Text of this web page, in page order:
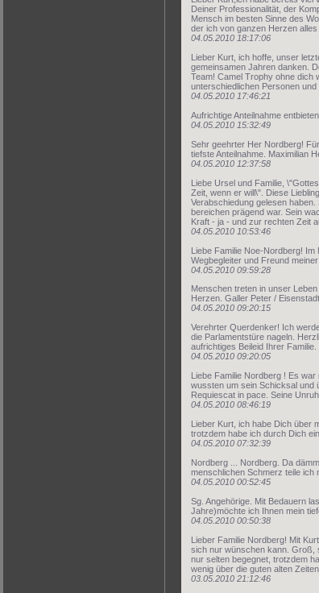
Deiner Professionalität, der
Mensch im besten Sinne des
der ich von ganzen Herzen
04.05.2010 18:17:06
Lieber Kurt, ich hoffe, unser
gemeinsamen Jahren danken.
Team! Camel Trophy ohne dich
unterschiedlichen Personen
04.05.2010 17:46:21
Aufrichtige Anteilnahme
04.05.2010 15:32:49
Sehr geehrter Her Nordberg!
tiefste Anteilnahme. Maximilian
04.05.2010 12:37:58
Liebe Ursel und Familie,
Zeit, wenn er will\". Diese
Verabschiedung gelesen
bereichen prägend war. Sein
Kraft - ja - und zur rechten Zeit
04.05.2010 10:53:46
Liebe Familie Noe-Nordberg!
Wegbegleiter und Freund
04.05.2010 09:59:28
Menschen treten in unser
Herzen. Galler Peter / Eisenstadt
04.05.2010 09:20:15
Verehrter Querdenker! Ich
die Parlamentstüre nageln.
aufrichtiges Beileid Ihrer
04.05.2010 09:20:05
Liebe Familie Nordberg ! Es
wussten um sein Schicksal und
Requiescat in pace. Seine
04.05.2010 08:46:19
Lieber Kurt, ich habe Dich über
trotzdem habe ich durch Dich
04.05.2010 07:32:39
Nordberg ... Nordberg. Da
menschlichen Schmerz teile ich
04.05.2010 00:52:45
Sg. Angehörige. Mit Bedauern
Jahre)möchte ich Ihnen mein
04.05.2010 00:50:38
Lieber Familie Nordberg! Mit
sich nur wünschen kann. Groß,
nur selten begegnet, trotzdem
wenig über die guten alten
03.05.2010 21:12:46